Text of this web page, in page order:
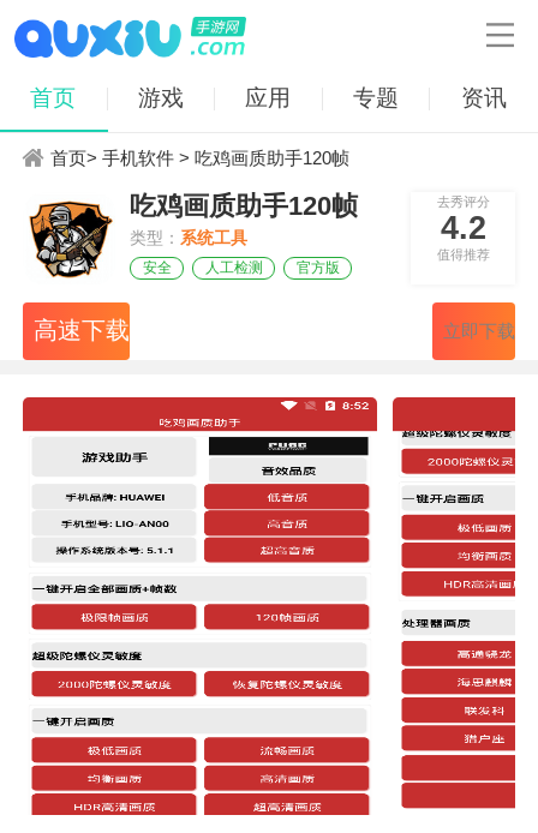

首页 游戏 应用 专题 资讯
首页>手机软件 > 吃鸡画质助手120帧
吃鸡画质助手120帧
类型：系统工具
安全 人工检测 官方版
去秀评分
4.2
值得推荐
高速下载 立即下载